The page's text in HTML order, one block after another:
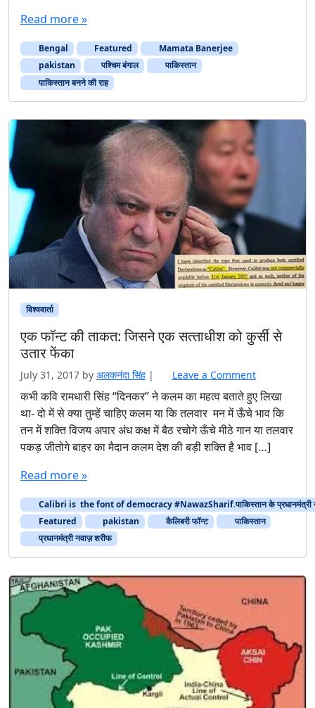
Read more »
Bengal Featured
Mamata Banerjee
pakistan
पश्चिम बंगाल
पाकिस्‍तान
पाकिस्तान बनने की राह
विश्ववार्ता
एक फॉन्‍ट की ताकत: जिसने एक सत्‍ताधीश को कुर्सी से
उतार फेंका
July 31, 2017 by अलकनंदा सिंह | Leave a Comment
कभी कवि रामधारी सिंह “दिनकर” ने कलम का महत्‍व बताते हुए लिखा
था- दो में से क्या तुम्हें चाहिए कलम या कि तलवार मन में ऊँचे भाव कि
तन में शक्ति विजय अपार अंध कक्ष में बैठ रचोगे ऊँचे मीठे गान या तलवार
पकड़ जीतोगे बाहर का मैदान कलम देश की बड़ी शक्ति है भाव […]
Read more »
Calibri is the font of democracy #NawazSharif.पाकिस्‍तान के प्रधानमंत्री
Featured
pakistan कैलिबरी फॉन्ट
पाकिस्‍तान
प्रधानमंत्री नवाज़ शरीफ